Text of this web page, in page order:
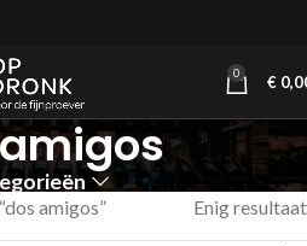
0 €
amigos” Enig resultaat